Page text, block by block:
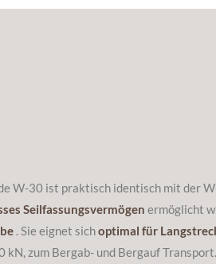
W-30 ist praktisch identisch mit der
Seilfassungsvermögen ermöglicht
. Sie eignet sichoptimal für
kN, zum Bergab- und Bergauf